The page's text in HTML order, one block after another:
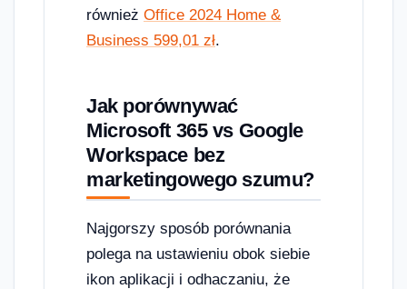
również Office 2024 Home &
Business 599,01 zł.
Jak porównywać
Microsoft 365 vs Google
Workspace bez
marketingowego szumu?
Najgorszy sposób porównania
polega na ustawieniu obok siebie
ikon aplikacji i odhaczaniu, że